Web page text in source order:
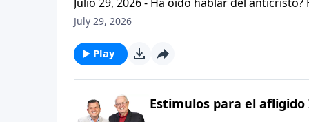
que se refiere la Biblia cuando usa la palabra
capitulo de 2 Tesalonicenses y escuchemos
AFLIGIDO.
July 29, 2026
Play
Estimulos para el afligido